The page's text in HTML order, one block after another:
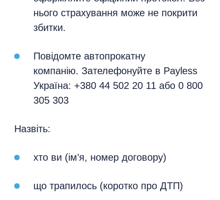
нього страхування може не покрити
збитки.
Повідомте автопрокатну
компанію. Зателефонуйте в Payless
Україна: +380 44 502 20 11 або 0 800
305 303
Назвіть:
хто ви (ім’я, номер договору)
що трапилось (коротко про ДТП)